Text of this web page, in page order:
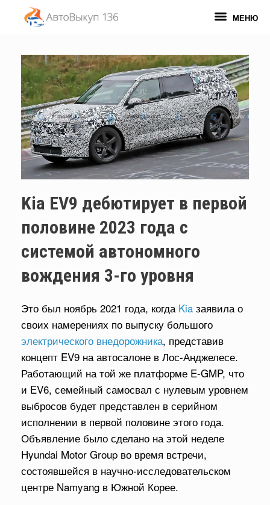
содержанию
МЕНЮ
Kia EV9 дебютирует в первой
половине 2023 года с
системой автономного
вождения 3-го уровня
Это был ноябрь 2021 года, когда Kia заявила о
своих намерениях по выпуску большого
электрического внедорожника, представив
концепт EV9 на автосалоне в Лос-Анджелесе.
Работающий на той же платформе E-GMP, что
и EV6, семейный самосвал с нулевым уровнем
выбросов будет представлен в серийном
исполнении в первой половине этого года.
Объявление было сделано на этой неделе
Hyundai Motor Group во время встречи,
состоявшейся в научно-исследовательском
центре Namyang в Южной Корее.